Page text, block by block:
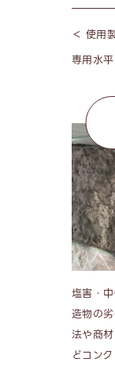
＜ 使用
専用水
塩害・
造物の
法や商
どコン